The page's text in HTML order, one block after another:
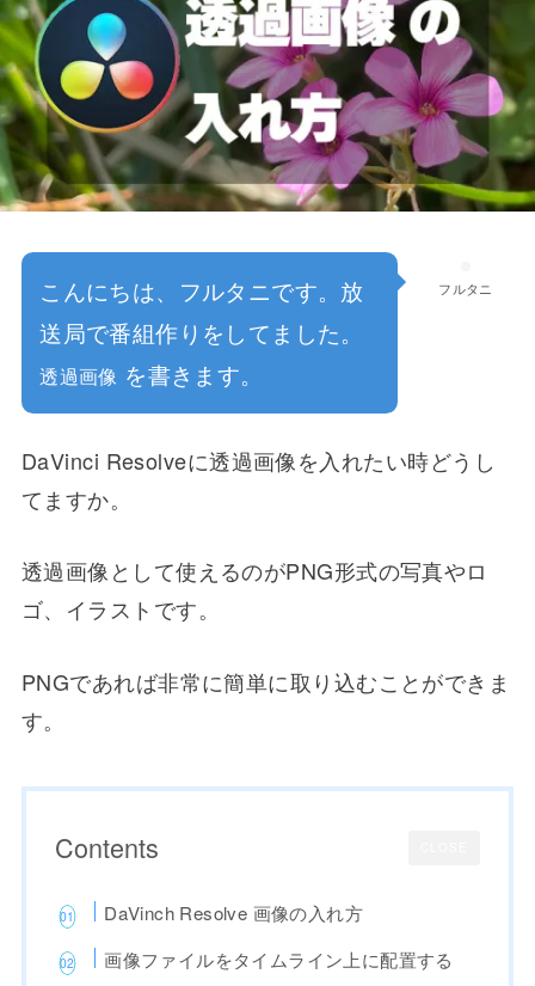
フルタニ
こんにちは、フルタニです。放
送局で番組作りをしてました。
透過画像 を書きます。
DaVinci Resolveに透過画像を入れたい時どうし
てますか。
透過画像として使えるのがPNG形式の写真やロ
ゴ、イラストです。
PNGであれば非常に簡単に取り込むことができま
す。
Contents
DaVinch Resolve 画像の入れ方
画像ファイルをタイムライン上に配置する